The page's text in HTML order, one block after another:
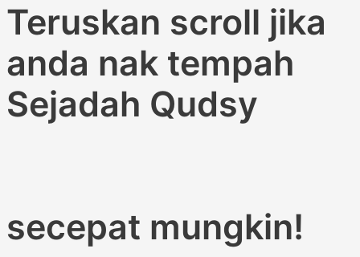
Teruskan scroll jika
anda nak tempah
Sejadah Qudsy
secepat mungkin!